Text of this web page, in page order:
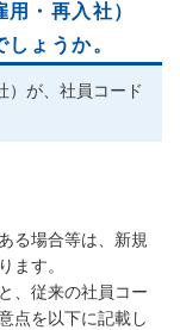
・再入社）
ょうか。
）が、社員コード
る場合等は、新規
ます。
、従来の社員コー
点を以下に記載し